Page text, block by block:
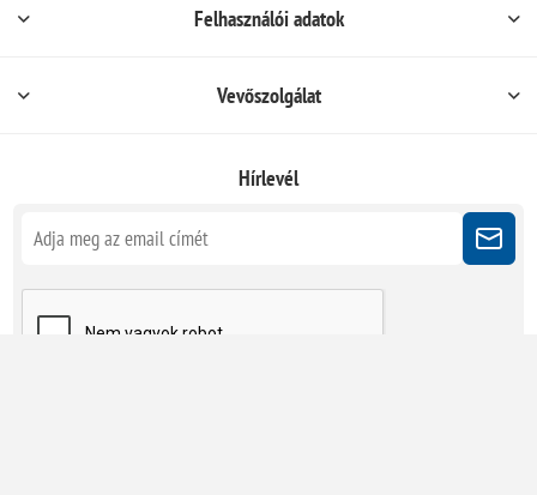
Felhasználói adatok
Vevőszolgálat
Hírlevél